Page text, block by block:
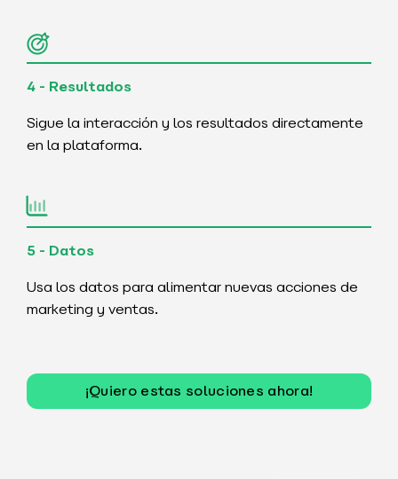
4 - Resultados
Sigue la interacción y los resultados directamente
en la plataforma.
5 - Datos
Usa los datos para alimentar nuevas acciones de
marketing y ventas.
¡Quiero estas soluciones ahora!